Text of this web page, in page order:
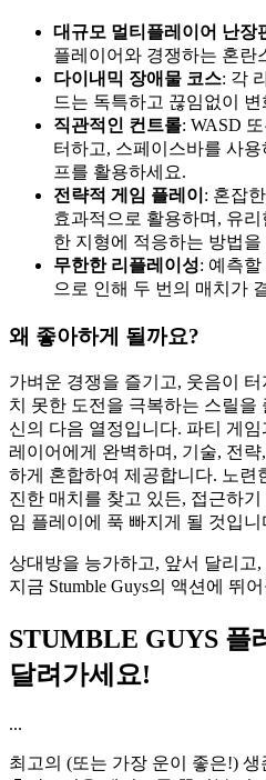
대규모 멀티플레이어 난장
플레이어와 경쟁하는 혼란
다이내믹 장애물 코스: 각
드는 독특하고 끊임없이
직관적인 컨트롤: WASD
터하고, 스페이스바를 사
프를 활용하세요.
전략적 게임 플레이 : 혼잡
효과적으로 활용하며, 유
한 지형에 적응하는 방법을
무한한 리플레이성: 예측
으로 인해 두 번의 매치가
왜 좋아하게 될까요?
가벼운 경쟁을 즐기고, 웃음이
치 못한 도전을 극복하는 스릴을
신의 다음 열정입니다. 파티 게
레이어에게 완벽하며, 기술, 전
하게 혼합하여 제공합니다. 노련
진한 매치를 찾고 있든, 접근하
임 플레이에 푹 빠지게 될 것입니
상대방을 능가하고, 앞서 달리고
지금 Stumble Guys의 액션에 뛰
STUMBLE GUYS 플
달려가세요!
...
최고의 (또는 가장 운이 좋은!)